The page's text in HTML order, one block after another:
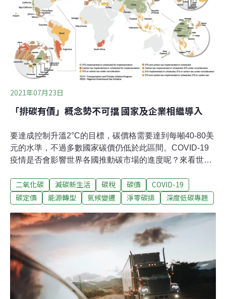
制（又稱碳關稅），國外的高碳排商品要進入歐盟市場，
需先購買排碳額度，2026年正式上路，美國、日本也有意
跟進碳關稅機制。台大風險社會與政策研究中心主任周桂
田直言，在歐盟公布碳邊境調整機制後，「碳定價」將驅
動全球氣候經濟體系、生產鏈的地緣政治競爭，全球經濟
與社會將因此急速翻
2021年07月23日
「排碳有價」概念勢不可擋 國家及企業相繼導入
要達成控制升溫2°C的目標，碳價格需要達到每噸40-80美
元的水準，不過多數國家碳價仍低於此區間。COVID-19
疫情是否會影響世界各國推動碳市場的進度呢？來看世界
（carbon pricing）的目的是什麼？是讓二氧化碳等溫室氣
體排放的污染成本內部化的工具，讓排放變成有價，用價
收來的費用也能作為溫室氣體減量與調適等措施的經費來
源。碳定價是個很有用的工具，但報告指出，不能只依賴
這單一政策，還需要其他監管及研發等輔助工具，多管齊
下來解決氣候變遷問題。碳稅、碳費、碳交易、碳權及內
部碳定價等工具都算是碳定價的範圍。全球碳定價現況有
哪些地方採用碳定價措施呢？今年全球已有64個碳稅或碳
交易市場（ETS）在運作，以歐洲和北美部分地區為主。
二氧化碳 減碳新生活 碳稅 碳價
COVID-19
碳定價
能源轉型 氣候變遷 淨零碳排 深度低碳專題